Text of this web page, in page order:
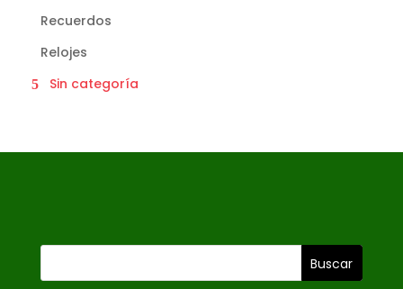
Recuerdos
Relojes
Sin categoría